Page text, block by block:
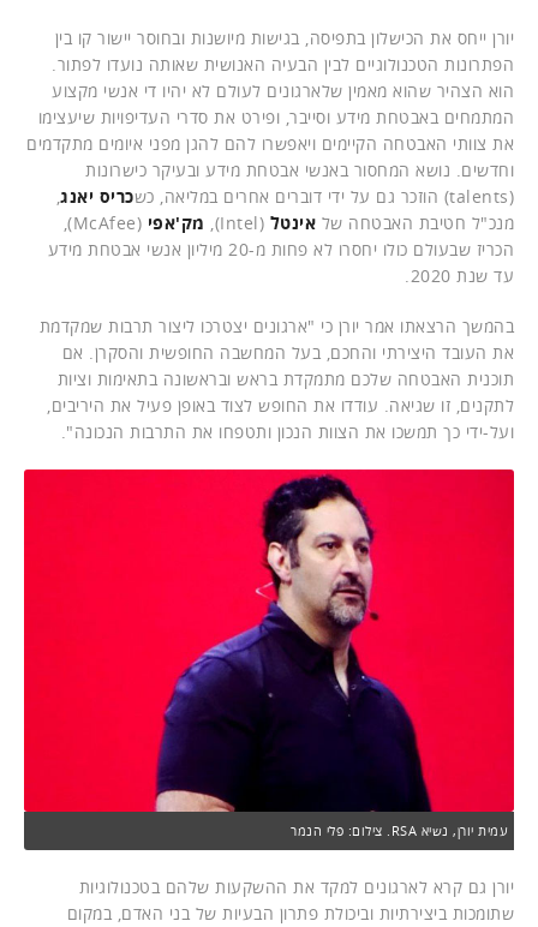
יורן ייחס את הכישלון בתפיסה, בגישות מיושנות ובחוסר יישור קו בין
הפתרונות הטכנולוגיים לבין הבעיה האנושית שאותה נועדו לפתור.
הוא הצהיר שהוא מאמין שלארגונים לעולם לא יהיו די אנשי מקצוע
המתמחים באבטחת מידע וסייבר, ופירט את סדרי העדיפויות שיעצימו
את צוותי האבטחה הקיימים ויאפשרו להם להגן מפני איומים מתקדמים
וחדשים. נושא המחסור באנשי אבטחת מידע ובעיקר כישרונות
(talents) הוזכר גם על ידי דוברים אחרים במליאה, כש
כריס יאנג
מנכ"ל חטיבת האבטחה של אינטל (Intel), מק'אפי
(McAfee),
הכריז שבעולם כולו יחסרו לא פחות מ-20 מיליון אנשי אבטחת מידע
עד שנת 2020.
בהמשך הרצאתו אמר יורן כי "ארגונים יצטרכו ליצור תרבות שמקדמת
את העובד היצירתי והחכם, בעל המחשבה החופשית והסקרן. אם
תוכנית האבטחה שלכם מתמקדת בראש ובראשונה בתאימות וציות
לתקנים, זו שגיאה. עודדו את החופש לצוד באופן פעיל את היריבים,
ועל-ידי כך תמשכו את הצוות הנכון ותטפחו את התרבות הנכונה".
עמית יורן, נשיא RSA. צילום: פלי הנמר
יורן גם קרא לארגונים למקד את ההשקעות שלהם בטכנולוגיות
שתומכות ביצירתיות וביכולת פתרון הבעיות של בני האדם, במקום